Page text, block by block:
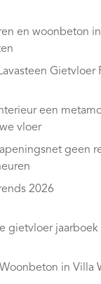
en woonbeton
Gietvloer
een
vloer
geen
2026
gietvloer
in Villa